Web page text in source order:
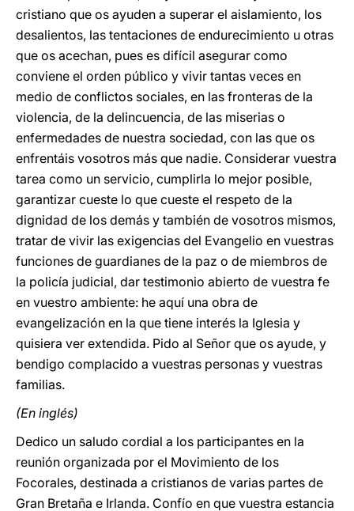
cristiano que os ayuden a superar el aislamiento, los
desalientos, las tentaciones de endurecimiento u otras
que os acechan, pues es difícil asegurar como
conviene el orden público y vivir tantas veces en
medio de conflictos sociales, en las fronteras de la
violencia, de la delincuencia, de las miserias o
enfermedades de nuestra sociedad, con las que os
enfrentáis vosotros más que nadie. Considerar vuestra
tarea como un servicio, cumplirla lo mejor posible,
garantizar cueste lo que cueste el respeto de la
dignidad de los demás y también de vosotros mismos,
tratar de vivir las exigencias del Evangelio en vuestras
funciones de guardianes de la paz o de miembros de
la policía judicial, dar testimonio abierto de vuestra fe
en vuestro ambiente: he aquí una obra de
evangelización en la que tiene interés la Iglesia y
quisiera ver extendida. Pido al Señor que os ayude, y
bendigo complacido a vuestras personas y vuestras
familias.
(En inglés)
Dedico un saludo cordial a los participantes en la
reunión organizada por el Movimiento de los
Focorales, destinada a cristianos de varias partes de
Gran Bretaña e Irlanda. Confío en que vuestra estancia